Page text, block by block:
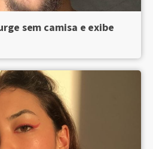
sem camisa e exibe